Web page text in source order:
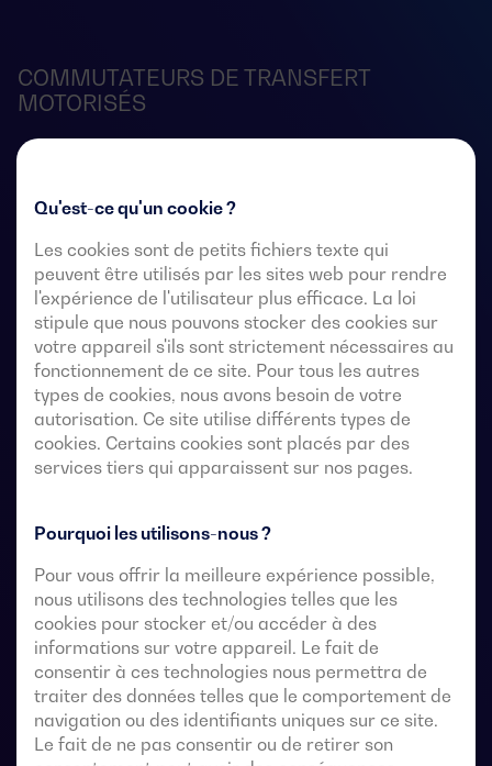
Qu'est-ce qu'un cookie ?
Les cookies sont de petits fichiers texte qui
peuvent être utilisés par les sites web pour rendre
l'expérience de l'utilisateur plus efficace. La loi
stipule que nous pouvons stocker des cookies sur
votre appareil s'ils sont strictement nécessaires au
fonctionnement de ce site. Pour tous les autres
types de cookies, nous avons besoin de votre
autorisation. Ce site utilise différents types de
cookies. Certains cookies sont placés par des
services tiers qui apparaissent sur nos pages.
Pourquoi les utilisons-nous ?
Pour vous offrir la meilleure expérience possible,
nous utilisons des technologies telles que les
cookies pour stocker et/ou accéder à des
informations sur votre appareil. Le fait de
consentir à ces technologies nous permettra de
traiter des données telles que le comportement de
navigation ou des identifiants uniques sur ce site.
Le fait de ne pas consentir ou de retirer son
COMMUTATEURS DE TRANSFERT
MOTORISÉS
avec une coupure entièrement apparente. Ils
permettent le transfert en charge de deux sources
triphasées par l’intermédiaire de contacts à distance
exempts de tension, à partir d’un contrôleur
automatique externe, utilisant une logique d’impulsions
ou un interrupteur.
Ils sont conçus pour être utilisés dans des systèmes
d’alimentation à basse tension où une interruption de